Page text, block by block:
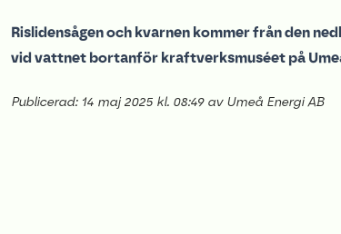
Rislidensågen och kvarnen kommer från den
vid vattnet bortanför kraftverksmuséet på
Publicerad: 14 maj 2025 kl. 08:49 av Umeå Energi AB